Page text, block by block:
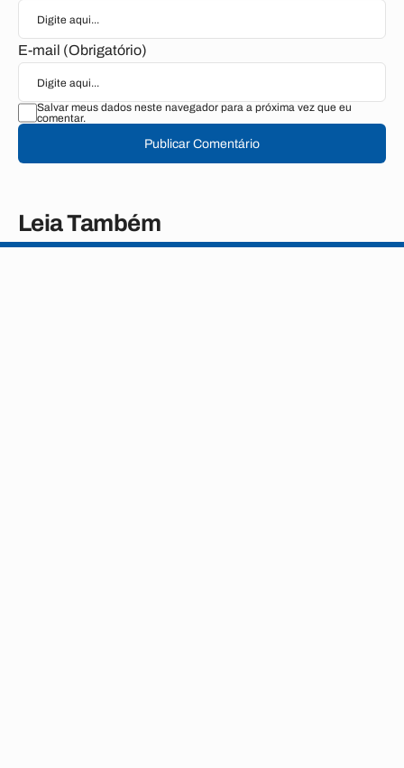
E-mail (Obrigatório)
Salvar meus dados neste navegador para a próxima vez que eu
comentar.
Publicar Comentário
Leia Também